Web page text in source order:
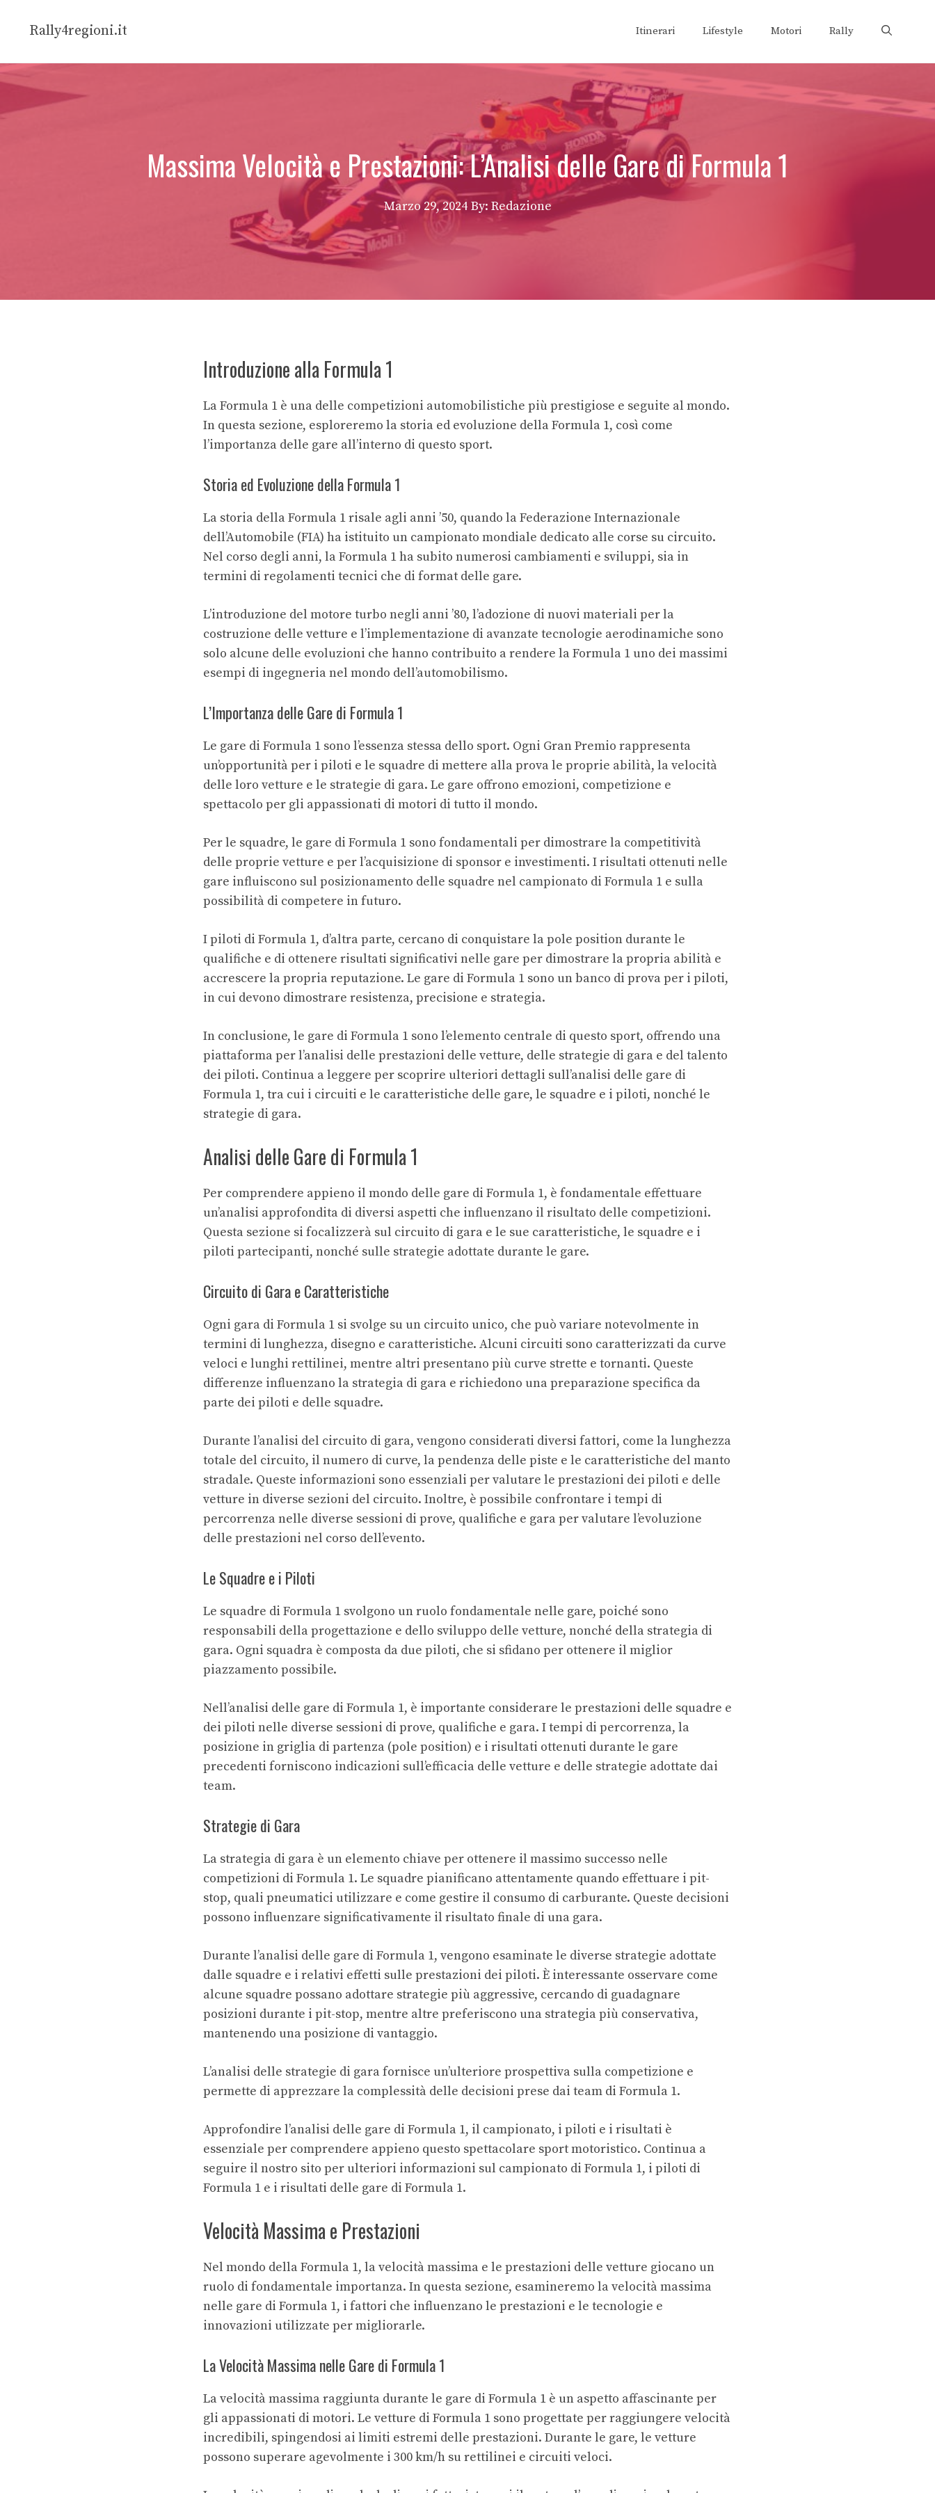
Rally4regioni.it Itinerari Lifestyle Motori Rally
Massima Velocità e Prestazioni: L’Analisi delle Gare di Formula 1
Marzo 29, 2024 By: Redazione
Introduzione alla Formula 1
La Formula 1 è una delle competizioni automobilistiche più prestigiose e seguite al mondo.
In questa sezione, esploreremo la storia ed evoluzione della Formula 1, così come
l’importanza delle gare all’interno di questo sport.
Storia ed Evoluzione della Formula 1
La storia della Formula 1 risale agli anni ’50, quando la Federazione Internazionale
dell’Automobile (FIA) ha istituito un campionato mondiale dedicato alle corse su circuito.
Nel corso degli anni, la Formula 1 ha subito numerosi cambiamenti e sviluppi, sia in
termini di regolamenti tecnici che di format delle gare.
L’introduzione del motore turbo negli anni ’80, l’adozione di nuovi materiali per la
costruzione delle vetture e l’implementazione di avanzate tecnologie aerodinamiche sono
solo alcune delle evoluzioni che hanno contribuito a rendere la Formula 1 uno dei massimi
esempi di ingegneria nel mondo dell’automobilismo.
L’Importanza delle Gare di Formula 1
Le gare di Formula 1 sono l’essenza stessa dello sport. Ogni Gran Premio rappresenta
un’opportunità per i piloti e le squadre di mettere alla prova le proprie abilità, la velocità
delle loro vetture e le strategie di gara. Le gare offrono emozioni, competizione e
spettacolo per gli appassionati di motori di tutto il mondo.
Per le squadre, le gare di Formula 1 sono fondamentali per dimostrare la competitività
delle proprie vetture e per l’acquisizione di sponsor e investimenti. I risultati ottenuti nelle
gare influiscono sul posizionamento delle squadre nel campionato di Formula 1 e sulla
possibilità di competere in futuro.
I piloti di Formula 1, d’altra parte, cercano di conquistare lapole position durante le
qualifiche e di ottenere risultati significativi nelle gare per dimostrare la propria abilità e
accrescere la propria reputazione. Le gare di Formula 1 sono un banco di prova per i piloti,
in cui devono dimostrare resistenza, precisione e strategia.
In conclusione, le gare di Formula 1 sono l’elemento centrale di questo sport, offrendo una
piattaforma per l’analisi delle prestazioni delle vetture, delle strategie di gara e del talento
dei piloti. Continua a leggere per scoprire ulteriori dettagli sull’analisi delle gare di
Formula 1, tra cui i circuiti e le caratteristiche delle gare, le squadre e i piloti, nonché le
strategie di gara.
Analisi delle Gare di Formula 1
Per comprendere appieno il mondo delle gare di Formula 1, è fondamentale effettuare
un’analisi approfondita di diversi aspetti che influenzano il risultato delle competizioni.
Questa sezione si focalizzerà sul circuito di gara e le sue caratteristiche, le squadre e i
piloti partecipanti, nonché sulle strategie adottate durante le gare.
Circuito di Gara e Caratteristiche
Ogni gara di Formula 1 si svolge su un circuito unico, che può variare notevolmente in
termini di lunghezza, disegno e caratteristiche. Alcuni circuiti sono caratterizzati da curve
veloci e lunghi rettilinei, mentre altri presentano più curve strette e tornanti. Queste
differenze influenzano la strategia di gara e richiedono una preparazione specifica da
parte dei piloti e delle squadre.
Durante l’analisi del circuito di gara, vengono considerati diversi fattori, come la lunghezza
totale del circuito, il numero di curve, la pendenza delle piste e le caratteristiche del manto
stradale. Queste informazioni sono essenziali per valutare le prestazioni dei piloti e delle
vetture in diverse sezioni del circuito. Inoltre, è possibile confrontare i tempi di
percorrenza nelle diverse sessioni di prove, qualifiche e gara per valutare l’evoluzione
delle prestazioni nel corso dell’evento.
Le Squadre e i Piloti
Le squadre di Formula 1 svolgono un ruolo fondamentale nelle gare, poiché sono
responsabili della progettazione e dello sviluppo delle vetture, nonché della strategia di
gara. Ogni squadra è composta da due piloti, che si sfidano per ottenere il miglior
piazzamento possibile.
Nell’analisi delle gare di Formula 1, è importante considerare le prestazioni delle squadre e
dei piloti nelle diverse sessioni di prove, qualifiche e gara. I tempi di percorrenza, la
posizione in griglia di partenza (pole position) e i risultati ottenuti durante le gare
precedenti forniscono indicazioni sull’efficacia delle vetture e delle strategie adottate dai
team.
Strategie di Gara
La strategia di gara è un elemento chiave per ottenere il massimo successo nelle
competizioni di Formula 1. Le squadre pianificano attentamente quando effettuare i pit-
stop, quali pneumatici utilizzare e come gestire il consumo di carburante. Queste decisioni
possono influenzare significativamente il risultato finale di una gara.
Durante l’analisi delle gare di Formula 1, vengono esaminate le diverse strategie adottate
dalle squadre e i relativi effetti sulle prestazioni dei piloti. È interessante osservare come
alcune squadre possano adottare strategie più aggressive, cercando di guadagnare
posizioni durante i pit-stop, mentre altre preferiscono una strategia più conservativa,
mantenendo una posizione di vantaggio.
L’analisi delle strategie di gara fornisce un’ulteriore prospettiva sulla competizione e
permette di apprezzare la complessità delle decisioni prese dai team di Formula 1.
Approfondire l’analisi delle gare di Formula 1, il campionato, i piloti e i risultati è
essenziale per comprendere appieno questo spettacolare sport motoristico. Continua a
seguire il nostro sito per ulteriori informazioni sul campionato di Formula 1, i piloti di
Formula 1 e i risultati delle gare di Formula 1.
Velocità Massima e Prestazioni
Nel mondo della Formula 1, la velocità massima e le prestazioni delle vetture giocano un
ruolo di fondamentale importanza. In questa sezione, esamineremo la velocità massima
nelle gare di Formula 1, i fattori che influenzano le prestazioni e le tecnologie e
innovazioni utilizzate per migliorarle.
La Velocità Massima nelle Gare di Formula 1
La velocità massima raggiunta durante le gare di Formula 1 è un aspetto affascinante per
gli appassionati di motori. Le vetture di Formula 1 sono progettate per raggiungere velocità
incredibili, spingendosi ai limiti estremi delle prestazioni. Durante le gare, le vetture
possono superare agevolmente i 300 km/h su rettilinei e circuiti veloci.